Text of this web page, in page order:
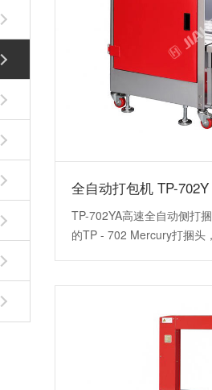
全自动打包机 TP-702Y
TP-702YA高速全自动侧打
的TP - 702 Mercury打捆头